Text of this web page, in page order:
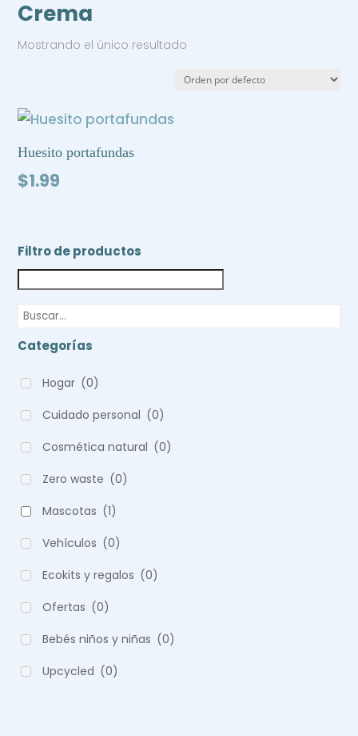
Crema
Mostrando el único resultado
Huesito portafundas
$1.99
Filtro de productos
Categorías
Hogar (0)
Cuidado personal (0)
Cosmética natural (0)
Zero waste (0)
Mascotas (1)
Vehículos (0)
Ecokits y regalos (0)
Ofertas (0)
Bebés niños y niñas (0)
Upcycled (0)